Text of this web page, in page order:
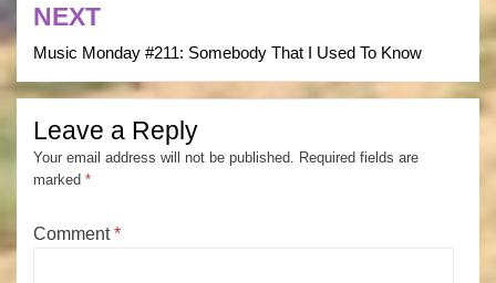
NEXT
Music Monday #211: Somebody That I Used To Know
Leave a Reply
Your email address will not be published.
Required fields are
marked *
Comment*